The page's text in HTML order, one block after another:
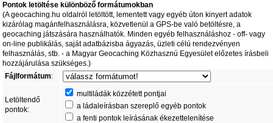
Pontok letöltése különböző formátumokban
(A geocaching.hu oldalról letöltött, lementett vagy egyéb úton kinyert adatok
kizárólag magánfelhasználásra, közvetlenül a GPS-be való betöltésre, a
geocaching játszására használhatók. Minden egyéb felhasználáshoz - off- vagy
on-line publikálás, saját adatbázisba ágyazás, üzleti célú rendezvényen
felhasználás, stb. - a Magyar Geocaching Közhasznú Egyesület előzetes írásbeli
hozzájárulása szükséges.)
Fájlformátum:
Letöltendő
pontok:
multiládák közzétett pontjai
a ládaleírásban szereplő egyéb pontok
a fenti pontok leírásának ékezettelenítése